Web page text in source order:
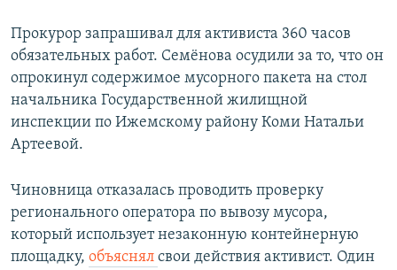
Прокурор запрашивал для активиста 360 часов
обязательных работ. Семёнова осудили за то, что он
опрокинул содержимое мусорного пакета на стол
начальника Государственной жилищной
инспекции по Ижемскому району Коми Натальи
Артеевой.
Чиновница отказалась проводить проверку
регионального оператора по вывозу мусора,
который использует незаконную контейнерную
площадку, объяснял свои действия активист. Один